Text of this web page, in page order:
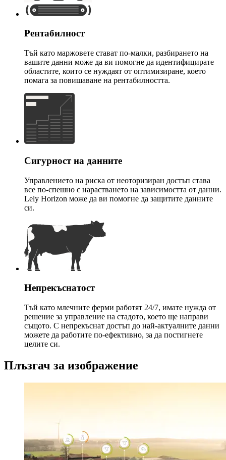
Рентабилност
Тъй като маржовете стават по-малки, разбирането на
вашите данни може да ви помогне да идентифицирате
областите, които се нуждаят от оптимизиране, което
помага за повишаване на рентабилността.
Сигурност на данните
Управлението на риска от неоторизиран достъп става
все по-спешно с нарастването на зависимостта от данни.
Lely Horizon може да ви помогне да защитите данните
си.
Непрекъснатост
Тъй като млечните ферми работят 24/7, имате нужда от
решение за управление на стадото, което ще направи
същото. С непрекъснат достъп до най-актуалните данни
можете да работите по-ефективно, за да постигнете
целите си.
Плъзгач за изображение